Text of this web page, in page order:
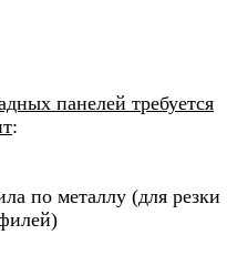
панелей требуется
:
по металлу (для резки